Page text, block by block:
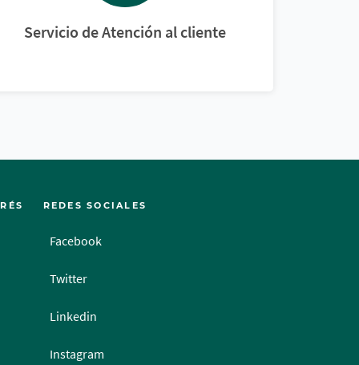
Servicio de Atención al cliente
REDES SOCIALES
Facebook
Twitter
Linkedin
Instagram